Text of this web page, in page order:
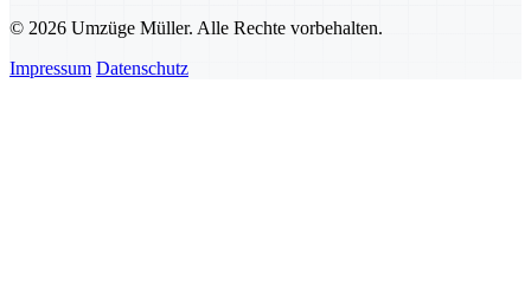
© 2026 Umzüge Müller. Alle Rechte vorbehalten.
Impressum Datenschutz